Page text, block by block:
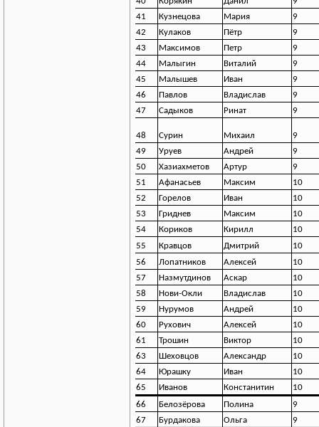
41
Кузнецова Мария
9
42
Кулаков Пётр
9
43
Максимов Петр
9
44
Малыгин Виталий
9
45
Малышев Иван
9
46
Павлов Владислав
9
47
Садыков Ринат 9
48 Сурин Михаил
9
49
Уруев Андрей
9
50
Хазиахметов Артур
9
51
Афанасьев Максим
10
52
Горелов Иван
10
53
Гриднев Максим
10
54
Кориков Кирилл
10
55
Кравцов Дмитрий
10
56
Лопатников Алексей
10
57
Назмутдинов Аскар
10
58
Нови-Окли Владислав
10
59
Нурумов Андрей
10
60
Рухович Алексей
10
61
Трошин Виктор
10
63
Шеховцов Александр
10
64
Юрашку Иван
10
65
Иванов Констанитин
10
66
Белозёрова Полина
9
67
Бурдакова Ольга
9